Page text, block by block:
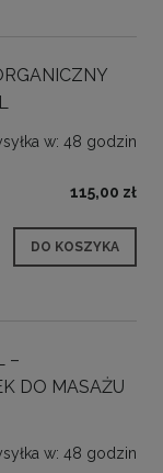
w: 48 godzin
115,00 zł
DO KOSZYKA
–
DO MASAŻU
w: 48 godzin